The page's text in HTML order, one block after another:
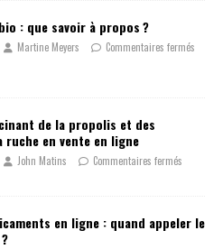
: que savoir à propos ?
Martine Meyers Commentaires fermés
de la propolis et des
en vente en ligne
John Matins Commentaires fermés
en ligne : quand appeler le